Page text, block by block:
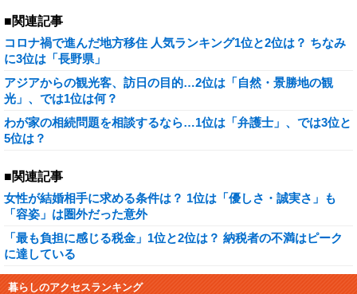
■関連記事
コロナ禍で進んだ地方移住 人気ランキング1位と2位は？ ちなみ
に3位は「長野県」
アジアからの観光客、訪日の目的…2位は「自然・景勝地の観
光」、では1位は何？
わが家の相続問題を相談するなら…1位は「弁護士」、では3位と
5位は？
■関連記事
女性が結婚相手に求める条件は？ 1位は「優しさ・誠実さ」も
「容姿」は圏外だった意外
「最も負担に感じる税金」1位と2位は？ 納税者の不満はピーク
に達している
暮らしのアクセスランキング